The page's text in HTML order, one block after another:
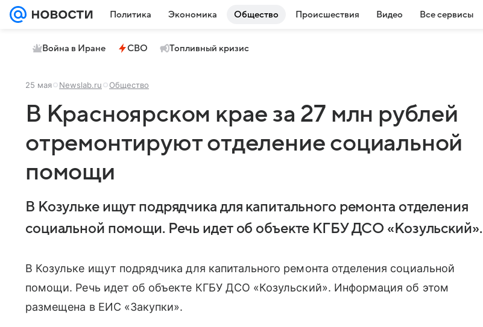
Политика Экономика Общество Происшествия Видео Все сервисы
Война в Иране СВО Топливный кризис
25 мая Newslab.ru Общество
В Красноярском крае за 27 млн рублей
отремонтируют отделение социальной
помощи
В Козульке ищут подрядчика для капитального ремонта отделения
социальной помощи. Речь идет об объекте КГБУ ДСО «Козульский».
В Козульке ищут подрядчика для капитального ремонта отделения социальной
помощи. Речь идет об объекте КГБУ ДСО «Козульский». Информация об этом
размещена в ЕИС «Закупки».